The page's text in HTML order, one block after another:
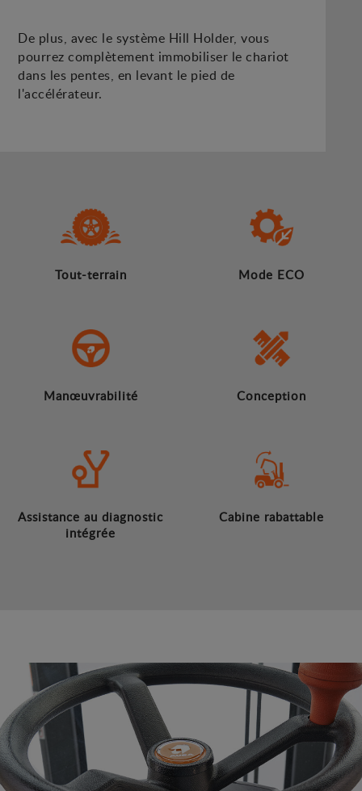
De plus, avec le système Hill Holder, vous
pourrez complètement immobiliser le chariot
dans les pentes, en levant le pied de
l'accélérateur.
Tout-terrain Mode ECO
Manœuvrabilité Conception
Assistance au diagnostic
intégrée
Cabine rabattable